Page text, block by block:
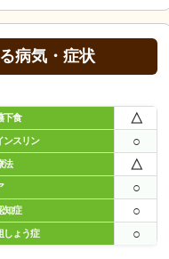
病気・症状
下食 △
ンスリン ○
法 △
○
知症 ○
しょう症 ○